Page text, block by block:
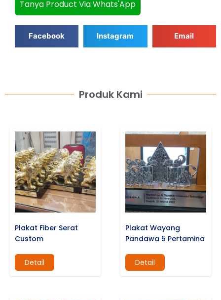
Tanya Product Via Whats'App
Facebook Instagram Email
Produk Kami
Plakat Fiber Serat
Custom
Detail
Plakat Wayang
Pandawa 5 Pertamina
Detail